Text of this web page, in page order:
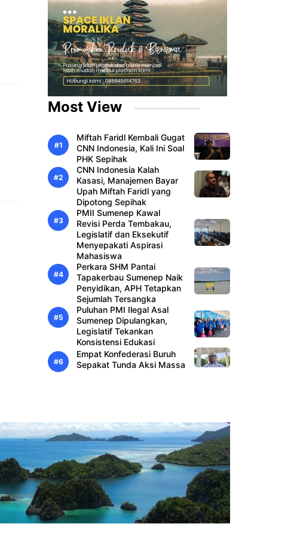
Most View
Miftah Faridl Kembali Gugat
CNN Indonesia, Kali Ini Soal
PHK Sepihak
CNN Indonesia Kalah
Kasasi, Manajemen Bayar
Upah Miftah Faridl yang
Dipotong Sepihak
PMII Sumenep Kawal
Revisi Perda Tembakau,
Legislatif dan Eksekutif
Menyepakati Aspirasi
Mahasiswa
Perkara SHM Pantai
Tapakerbau Sumenep Naik
Penyidikan, APH Tetapkan
Sejumlah Tersangka
Puluhan PMI Ilegal Asal
Sumenep Dipulangkan,
Legislatif Tekankan
Konsistensi Edukasi
Empat Konfederasi Buruh
Sepakat Tunda Aksi Massa